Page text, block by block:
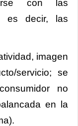
con las
es decir, las
imagen
servicio; se
no
en la